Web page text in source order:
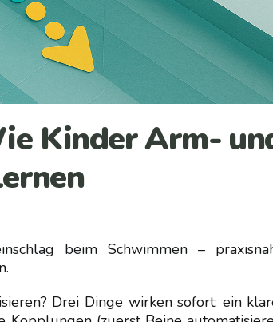
Kinder Arm-
beim Schwimmen –
Drei Dinge wirken sofort: ein